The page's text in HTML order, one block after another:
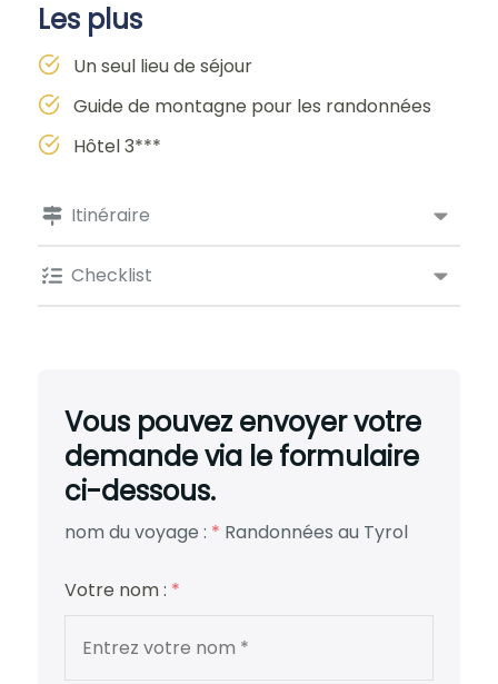
Itinéraire
Checklist
Les plus
Un seul lieu de séjour
Guide de montagne pour les randonnées
Hôtel 3***
Vous pouvez envoyer votre
demande via le formulaire
ci-dessous.
nom du voyage : * Randonnées au Tyrol
Votre nom : *